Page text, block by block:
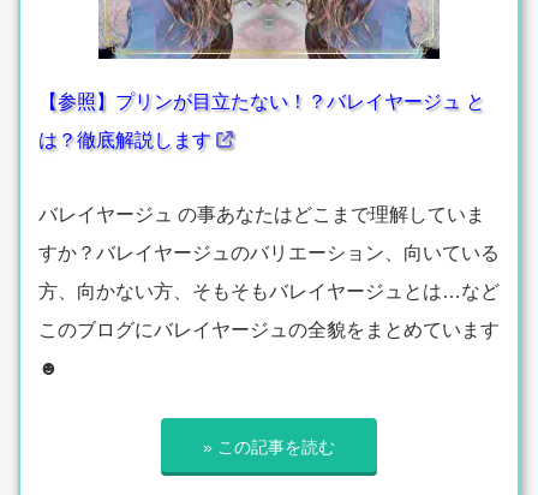
【参照】プリンが目立たない！？バレイヤージュ と
は？徹底解説します
バレイヤージュ の事あなたはどこまで理解していま
すか？バレイヤージュのバリエーション、向いている
方、向かない方、そもそもバレイヤージュとは…など
このブログにバレイヤージュの全貌をまとめています
☻
» この記事を読む